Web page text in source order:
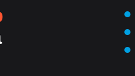
●
●
●